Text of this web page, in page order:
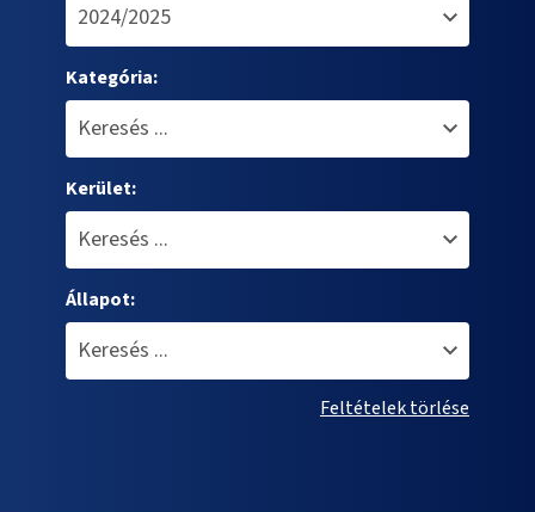
Kategória:
Kerület:
Állapot:
Feltételek törlése